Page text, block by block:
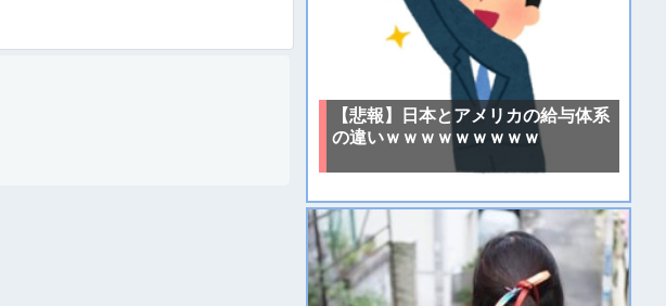
【悲報】日本とアメリカの給与体系
の違いｗｗｗｗｗｗｗｗｗ